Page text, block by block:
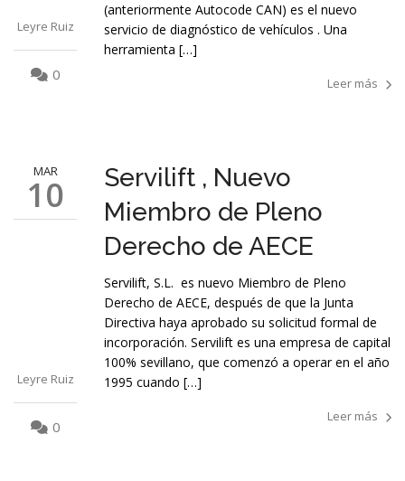
Leyre Ruiz
0
(anteriormente Autocode CAN) es el nuevo
servicio de diagnóstico de vehículos . Una
herramienta […]
Leer más
MAR
10
Leyre Ruiz
0
Servilift , Nuevo
Miembro de Pleno
Derecho de AECE
Servilift, S.L. es nuevo Miembro de Pleno
Derecho de AECE, después de que la Junta
Directiva haya aprobado su solicitud formal de
incorporación. Servilift es una empresa de capital
100% sevillano, que comenzó a operar en el año
1995 cuando […]
Leer más